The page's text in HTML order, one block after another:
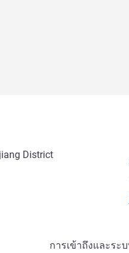
District
โท
การเข้าถึงและระ